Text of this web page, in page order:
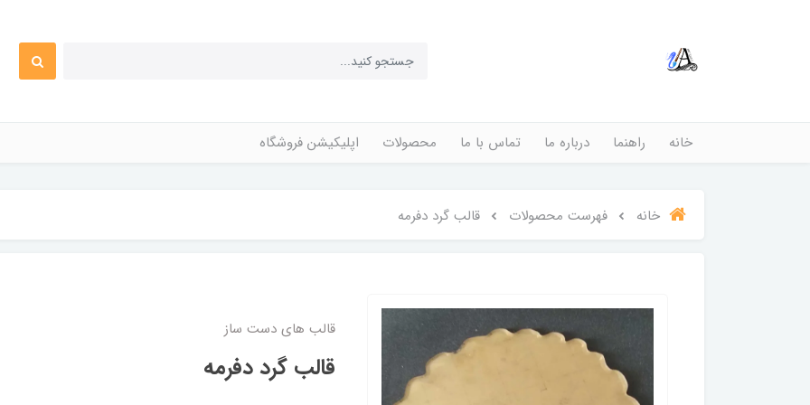
خانه راهنما درباره ما تماس با ما محصولات اپلیکیشن فروشگاه
خانه فهرست محصولات قالب گرد دفرمه
قالب های دست ساز
قالب گرد دفرمه